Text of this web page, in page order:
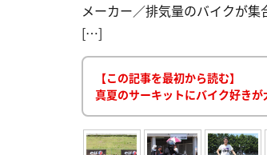
メーカー／排気量のバイクが
[…]
【この記事を最初から読む】
真夏のサーキットにバイク好き